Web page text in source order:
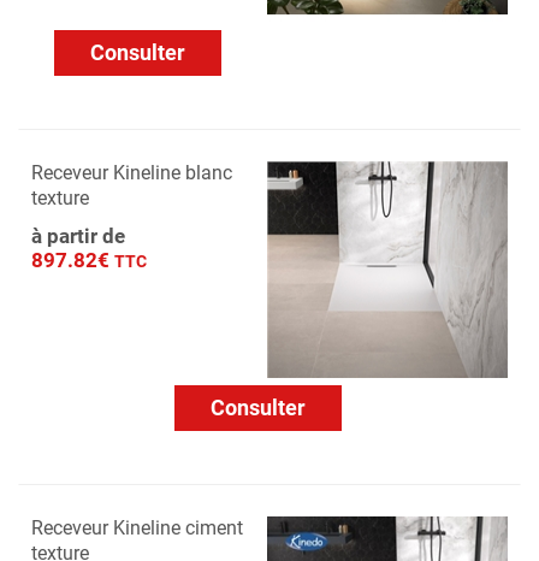
Consulter
Receveur Kineline blanc
texture
à partir de
897.82€ TTC
Consulter
Receveur Kineline ciment
texture